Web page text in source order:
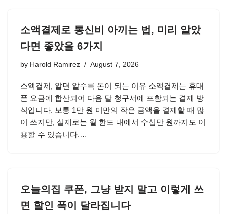
소액결제로 통신비 아끼는 법, 미리 알았
다면 좋았을 6가지
by Harold Ramirez August 7, 2026
소액결제, 알면 알수록 돈이 되는 이유 소액결제는 휴대
폰 요금에 합산되어 다음 달 청구서에 포함되는 결제 방
식입니다. 보통 1만 원 미만의 작은 금액을 결제할 때 많
이 쓰지만, 실제로는 월 한도 내에서 수십만 원까지도 이
용할 수 있습니다.…
오늘의집 쿠폰, 그냥 받지 말고 이렇게 쓰
면 할인 폭이 달라집니다